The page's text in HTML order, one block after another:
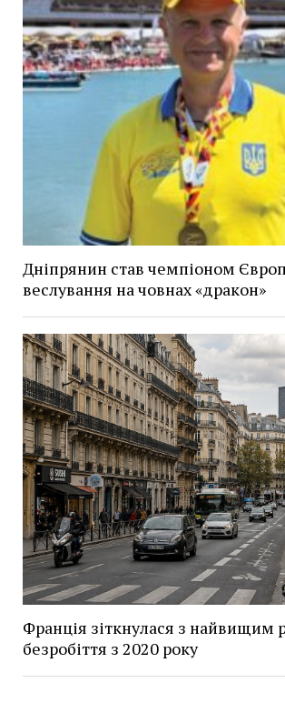
Дніпрянин став чемпіоном
веслування на човнах «дракон»
Франція зіткнулася з найвищим
безробіття з 2020 року